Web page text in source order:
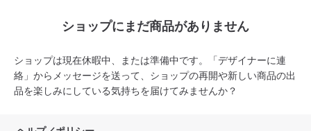
ショップにまだ商品がありません
ショップは現在休暇中、または準備中です。「デザイナーに連
絡」からメッセージを送って、ショップの再開や新しい商品の出
品を楽しみにしている気持ちを届けてみませんか？